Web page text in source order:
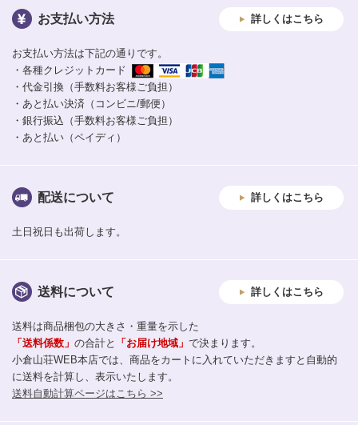
お支払い方法 詳しくはこちら
お支払い方法は下記の通りです。
・各種クレジットカード
・代金引換（手数料お客様ご負担）
・あと払い決済（コンビニ/郵便）
・銀行振込（手数料お客様ご負担）
・あと払い（ペイディ）
配送について 詳しくはこちら
土日祝日も出荷します。
送料について 詳しくはこちら
送料は商品梱包の大きさ・重量を示した
「送料係数」 の合計と 「お届け地域」 で決まります。
小倉山荘WEB本店では、商品をカートに入れていただきますと自動的
に送料を計算し、表示いたします。
送料自動計算ページはこちら >>